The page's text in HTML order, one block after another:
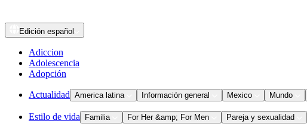
Edición español
Adiccion
Adolescencia
Adopción
Actualidad America latina Información general Mexico Mundo
Estilo de vida Familia For Her &amp; For Men Pareja y sexualidad